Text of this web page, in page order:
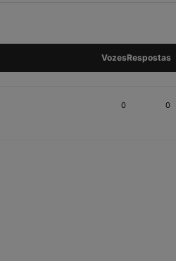
VozesRespostas
0 0